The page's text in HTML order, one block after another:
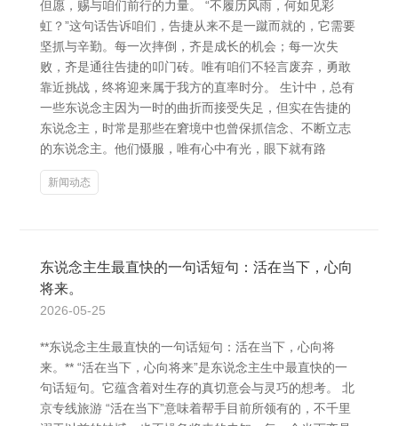
但愿，赐与咱们前行的力量。 “不履历风雨，何如见彩
虹？”这句话告诉咱们，告捷从来不是一蹴而就的，它需要
坚抓与辛勤。每一次摔倒，齐是成长的机会；每一次失
败，齐是通往告捷的叩门砖。唯有咱们不轻言废弃，勇敢
靠近挑战，终将迎来属于我方的直率时分。 生计中，总有
一些东说念主因为一时的曲折而接受失足，但实在告捷的
东说念主，时常是那些在窘境中也曾保抓信念、不断立志
的东说念主。他们慑服，唯有心中有光，眼下就有路
新闻动态
东说念主生最直快的一句话短句：活在当下，心向
将来。
2026-05-25
**东说念主生最直快的一句话短句：活在当下，心向将
来。** “活在当下，心向将来”是东说念主生中最直快的一
句话短句。它蕴含着对生存的真切意会与灵巧的想考。 北
京专线旅游 “活在当下”意味着帮手目前所领有的，不千里